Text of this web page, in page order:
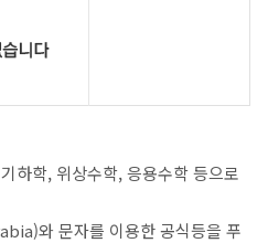
하학, 위상수학, 응용수학 등으로
와 문자를 이용한 공식등을 푸